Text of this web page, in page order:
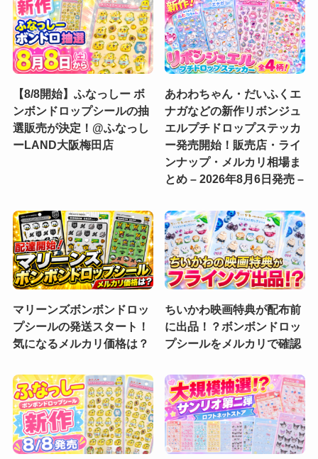
【8/8開始】ふなっしー ボ
ンボンドロップシールの抽
選販売が決定！@ふなっし
ーLAND大阪梅田店
あわわちゃん・だいふくエ
ナガなどの新作リボンジュ
エルプチドロップステッカ
ー発売開始！販売店・ライ
ンナップ・メルカリ相場ま
とめ – 2026年8月6日発売 –
マリーンズボンボンドロッ
プシールの発送スタート！
気になるメルカリ価格は？
ちいかわ映画特典が配布前
に出品！？ボンボンドロッ
プシールをメルカリで確認